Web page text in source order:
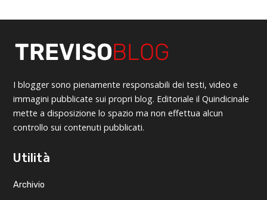
I blogger sono pienamente responsabili dei testi, video e
immagini pubblicate sui propri blog. Editoriale il Quindicinale
mette a disposizione lo spazio ma non effettua alcun
controllo sui contenuti pubblicati.
Utilità
Archivio